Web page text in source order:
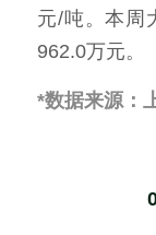
元/吨。本周
962.0万元。
*数据来源：